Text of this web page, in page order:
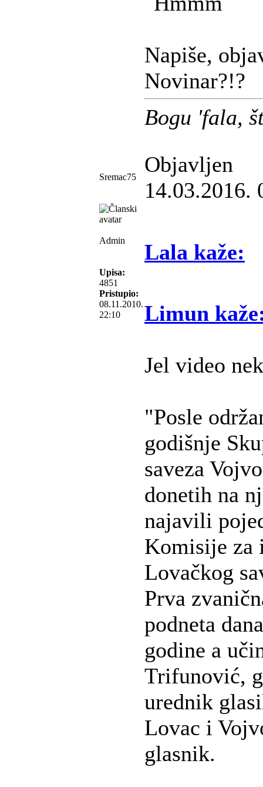
Napiše,
Novinar?!?
Bogu 'fala,
Sremac75
Objavljen
14.03.2016.
Admin
Upisa:
4851
Pristupio:
08.11.2010.
22:10
Lala kaže:
Limun
Jel video
"Posle
godišnje
saveza
donetih na
najavili
Komisije za
Lovačkog
Prva
podneta
godine a
Trifunović,
urednik
Lovac i
glasnik.